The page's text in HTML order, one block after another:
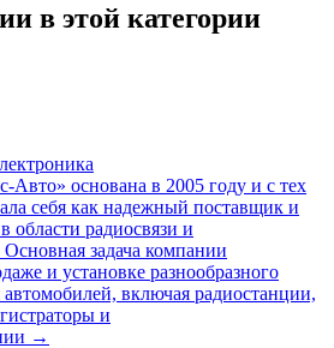
в этой категории
Авто» основана в 2005 году и с тех
себя как надежный поставщик и
области радиосвязи и
задача компании
и установке разнообразного
автомобилей, включая радиостанции,
и
→